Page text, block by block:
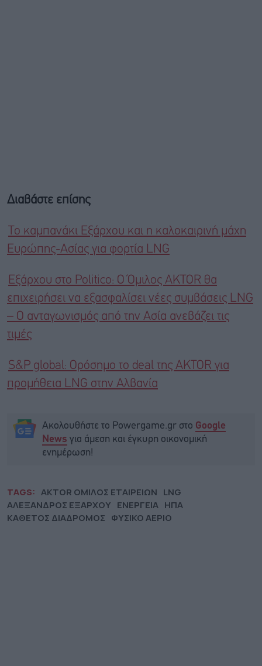
Διαβάστε επίσης
Το καμπανάκι Εξάρχου και η καλοκαιρινή μάχη
Ευρώπης-Ασίας για φορτία LNG
Εξάρχου στο Politico: Ο Όμιλος AKTOR θα
επιχειρήσει να εξασφαλίσει νέες συμβάσεις LNG
– Ο ανταγωνισμός από την Ασία ανεβάζει τις
τιμές
S&P global: Ορόσημο το deal της AKTOR για
προμήθεια LNG στην Αλβανία
Ακολουθήστε το Powergame.gr στο Google
News για άμεση και έγκυρη οικονομική
ενημέρωση!
TAGS: AKTOR ΟΜΙΛΟΣ ΕΤΑΙΡΕΙΩΝ LNG
ΑΛΕΞΑΝΔΡΟΣ ΕΞΑΡΧΟΥ ΕΝΕΡΓΕΙΑ ΗΠΑ
ΚΑΘΕΤΟΣ ΔΙΑΔΡΟΜΟΣ ΦΥΣΙΚΟ ΑΕΡΙΟ